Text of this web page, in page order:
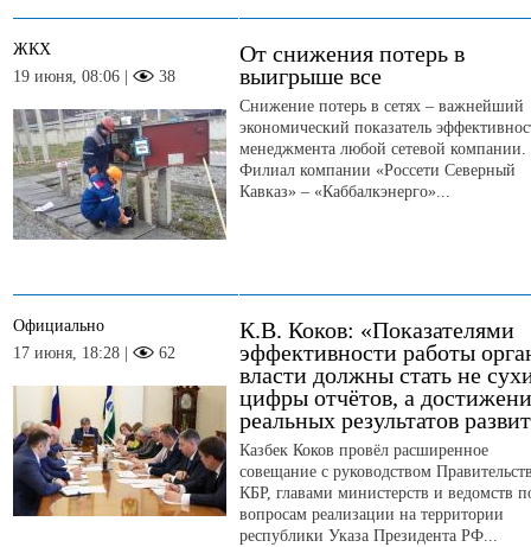
ЖКХ
19 июня, 08:06 |
38
От снижения потерь в
выигрыше все
Снижение потерь в сетях – важнейший
экономический показатель
менеджмента любой сетевой компании.
Филиал компании «Россети Северный
Кавказ» – «Каббалкэнерго»...
Официально
17 июня, 18:28 |
62
К.В. Коков: «Показателями
эффективности работы
власти должны стать не
цифры отчётов, а
реальных результатов
Казбек Коков провёл расширенное
совещание с руководством
КБР, главами министерств и ведомств
вопросам реализации на территории
республики Указа Президента РФ...